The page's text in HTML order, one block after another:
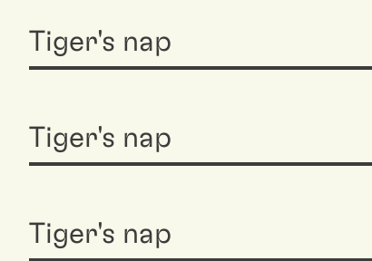
Tiger's nap
Tiger's nap
Tiger's nap